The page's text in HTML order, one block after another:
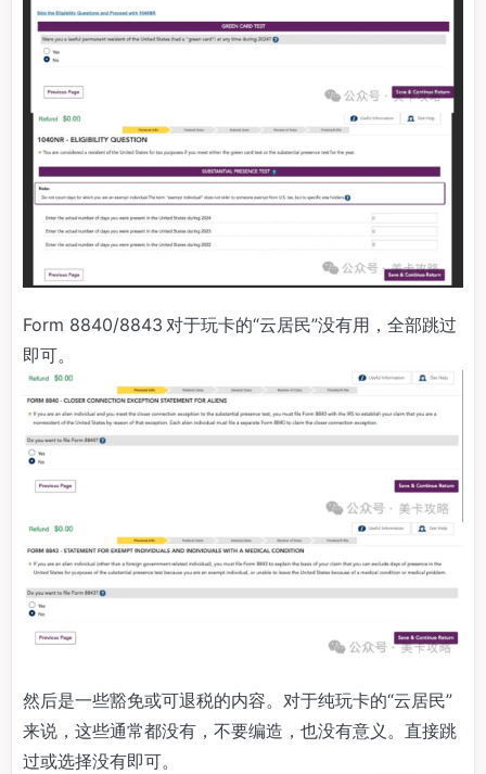
Form 8840/8843 对于玩卡的“云居民”没有用，全部跳过
即可。
然后是一些豁免或可退税的内容。对于纯玩卡的“云居民”
来说，这些通常都没有，不要编造，也没有意义。直接跳
过或选择没有即可。